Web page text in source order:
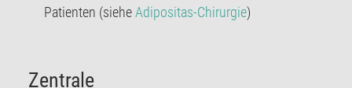
Patienten (sieheAdipositas-Chirurgie)
Zentrale